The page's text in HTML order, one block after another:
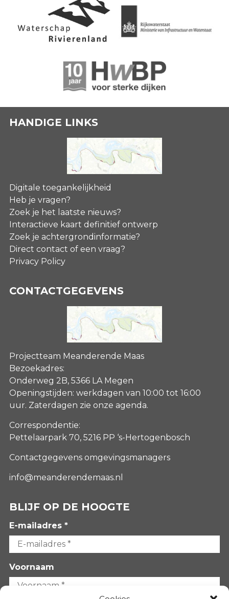
HANDIGE LINKS
Digitale toegankelijkheid
Heb je vragen?
Zoek je het laatste nieuws?
Interactieve kaart definitief ontwerp
Zoek je achtergrondinformatie?
Direct contact of een vraag?
Privacy Policy
CONTACTGEGEVENS
Projectteam Meanderende Maas
Bezoekadres:
Onderweg 2B, 5366 LA Megen
Openingstijden: werkdagen van 10:00 tot 16:00
uur. Zaterdagen zie onze agenda.
Correspondentie:
Pettelaarpark 70, 5216 PP ‘s-Hertogenbosch
Contactgegevens omgevingsmanagers
info@meanderendemaas.nl
BLIJF OP DE HOOGTE
E-mailadres *
Voornaam